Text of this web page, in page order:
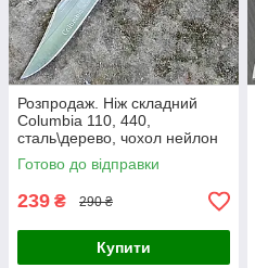
Розпродаж. Ніж складний
Columbia 110, 440,
сталь\дерево, чохол нейлон
Готово до відправки
239 ₴ 290 ₴
Купити